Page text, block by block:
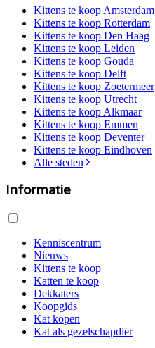
Kittens te koop Amsterdam
Kittens te koop Rotterdam
Kittens te koop Den Haag
Kittens te koop Leiden
Kittens te koop Gouda
Kittens te koop Delft
Kittens te koop Zoetermeer
Kittens te koop Utrecht
Kittens te koop Alkmaar
Kittens te koop Emmen
Kittens te koop Deventer
Kittens te koop Eindhoven
Alle steden
Informatie
Kenniscentrum
Nieuws
Kittens te koop
Katten te koop
Dekkaters
Koopgids
Kat kopen
Kat als gezelschapdier